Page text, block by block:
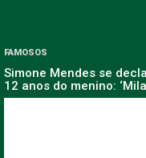
FAMOSOS
Simone Mendes se
12 anos do menino: